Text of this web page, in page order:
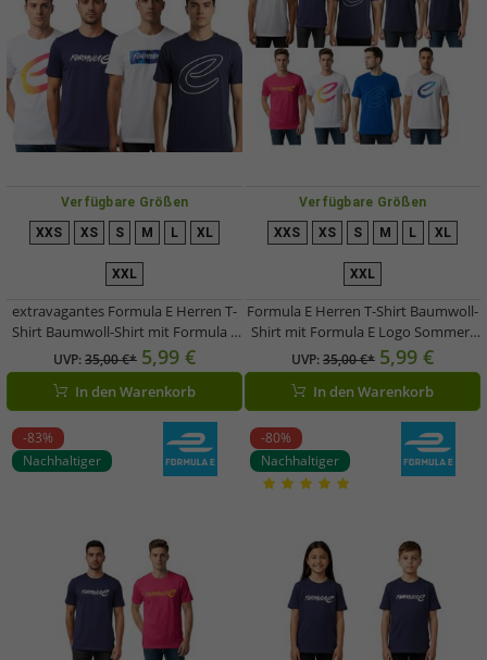
Verfügbare Größen
XXS XS S M L XL
XXL
extravagantes Formula E Herren T-
Shirt Baumwoll-Shirt mit Formula E
Logo Sommer-Shirt Weiß,
Weiß/Bunt oder Navy-Blau
UVP:35,00 €* 5,99 €
In den Warenkorb
Verfügbare Größen
XXS XS S M L XL
XXL
Formula E Herren T-Shirt Baumwoll-
Shirt mit Formula E Logo Sommer-
Shirt in Weiß, Navy, Blau, Navy,
Weiß, Navy, Pink, Navy oder Weiß
UVP:35,00 €* 5,99 €
In den Warenkorb
-83%
Nachhaltiger
-80%
Nachhaltiger